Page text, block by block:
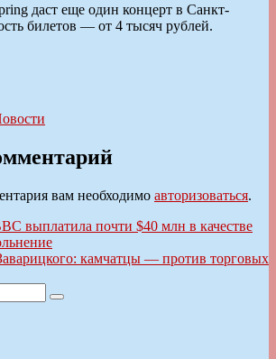
даст еще один концерт в Санкт-
билетов — от 4 тысяч рублей.
вам необходимо авторизоваться.
выплатила почти $40 млн в качестве
камчатцы — против торговых
Поиск